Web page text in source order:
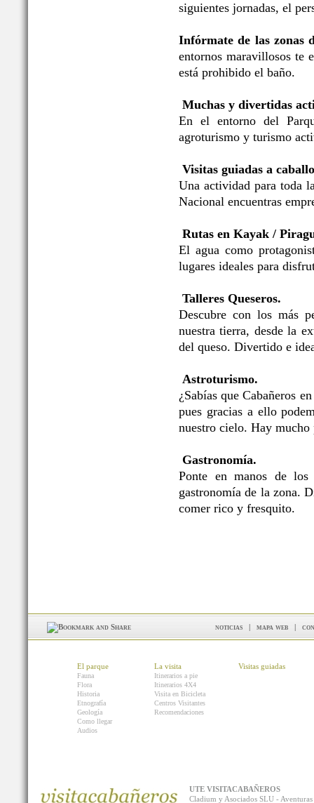
siguientes jornadas, el
Infórmate de las zonas
entornos maravillosos te
está prohibido el baño.
Muchas y divertidas
En el entorno del
agroturismo y turismo
Visitas guiadas a
Una actividad para toda
Nacional encuentras
Rutas en Kayak /
El agua como
lugares ideales para
Talleres Queseros.
Descubre con los más
nuestra tierra, desde la
del queso. Divertido e
Astroturismo.
¿Sabías que Cabañeros
pues gracias a ello
nuestro cielo. Hay mucho
Gastronomía.
Ponte en manos de
gastronomía de la zona.
comer rico y fresquito.
noticias | mapa web |
El parque
Fauna
Flora
Historia
Etnografía
Geología
Como llegar
Audios
La visita
Itinerarios a pie
Itinerarios 4X4
Visita en Bicicleta
Centros Visitantes
Recomendaciones
Visitas guiadas
UTE VISITACABAÑEROS
Cladium y Asociados SLU -